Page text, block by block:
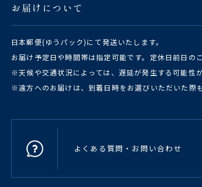
お届けについて
日本郵便(ゆうパック)にて発送いたします。
お届け予定日や時間帯は指定可能です。定休日前日の
※天候や交通状況によっては、遅延が発生する可能性が
※遠方へのお届けは、到着日時をお選びいただいた際
よくある質問・お問い合わせ